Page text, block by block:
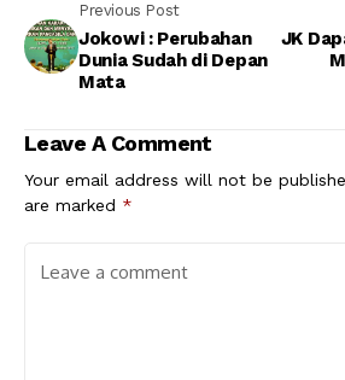
Previous Post
Jokowi : Perubahan
Dunia Sudah di Depan
Mata
JK
Leave A Comment
Your email address will not be
are marked *